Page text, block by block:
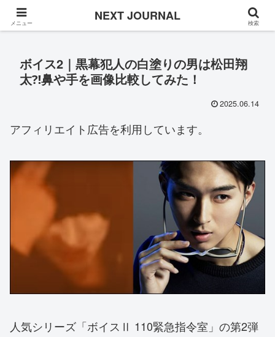
Once in a while
ボイス2｜黒幕犯人の白塗りの男は松田翔
太⁈鼻や手を画像比較してみた！
2025.06.14
アフィリエイト広告を利用しています。
人気シリーズ「ボイスⅡ 110緊急指令室」の第2弾
メニュー NEXT JOURNAL 検索